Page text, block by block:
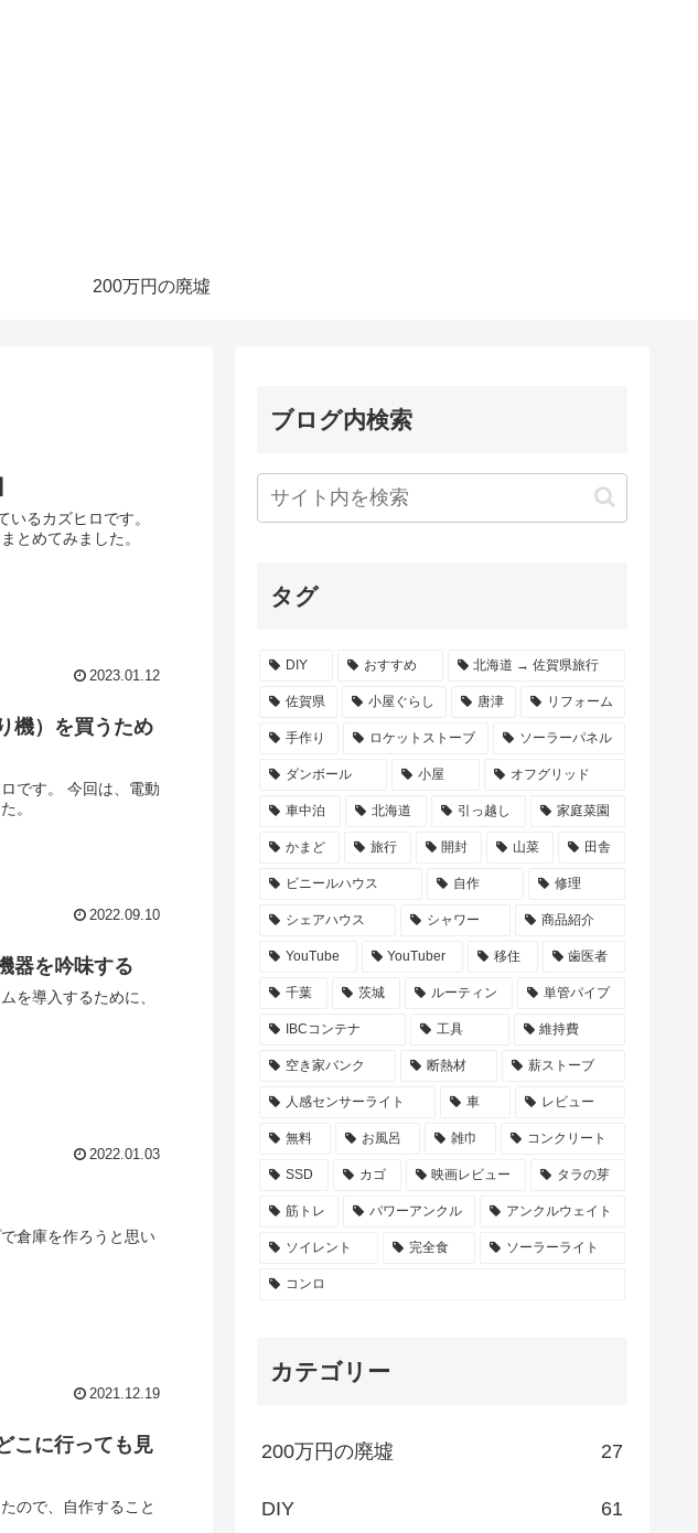
200万円の廃墟
るカズヒロです。
とめてみました。
2023.01.12
機）を買うため
です。 今回は、電動
。
2022.09.10
器を吟味する
を導入するために、
2022.01.03
倉庫を作ろうと思い
2021.12.19
こに行っても見
ので、自作すること
ブログ内検索
タグ
DIY おすすめ 北海道 → 佐賀県旅行
佐賀県 小屋ぐらし 唐津 リフォーム
手作り ロケットストーブ ソーラーパネル
ダンボール 小屋 オフグリッド
車中泊 北海道 引っ越し 家庭菜園
かまど 旅行 開封 山菜 田舎
ビニールハウス 自作 修理
シェアハウス シャワー 商品紹介
YouTube YouTuber 移住 歯医者
千葉 茨城 ルーティン 単管パイプ
IBCコンテナ 工具 維持費
空き家バンク 断熱材 薪ストーブ
人感センサーライト 車 レビュー
無料 お風呂 雑巾 コンクリート
SSD カゴ 映画レビュー タラの芽
筋トレ パワーアンクル アンクルウェイト
ソイレント 完全食 ソーラーライト
コンロ
カテゴリー
200万円の廃墟 27
DIY 61